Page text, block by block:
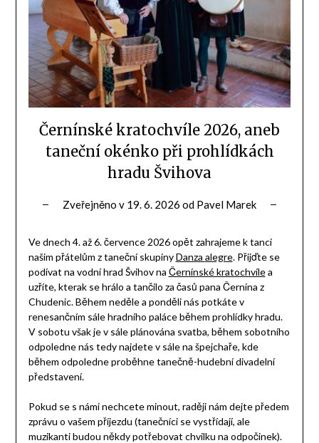
Černínské kratochvíle 2026, aneb
taneční okénko při prohlídkách
hradu Švihova
Zveřejněno v 19. 6. 2026 od Pavel Marek
Ve dnech 4. až 6. července 2026 opět zahrajeme k tanci
našim přátelům z taneční skupinyDanza alegre. Přijďte se
podívat na vodní hrad Švihov na Černínské kratochvílea
uzříte, kterak se hrálo a tančilo za časů pana Černína z
Chudenic. Během neděle a ponděli nás potkáte v
renesančním sále hradního paláce během prohlídky hradu.
V sobotu však je v sále plánována svatba, během sobotního
odpoledne nás tedy najdete v sále na špejchaře, kde
během odpoledne proběhne tanečně-hudební divadelní
představení.
Pokud se s námi nechcete minout, raději nám dejte předem
zprávu o vašem příjezdu (tanečníci se vystřídají, ale
muzikanti budou někdy potřebovat chvilku na odpočinek).